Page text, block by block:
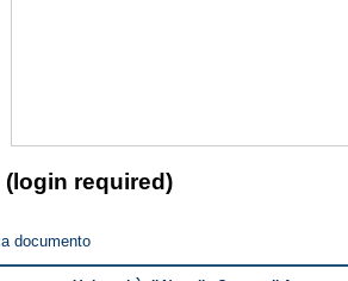
required)
documento